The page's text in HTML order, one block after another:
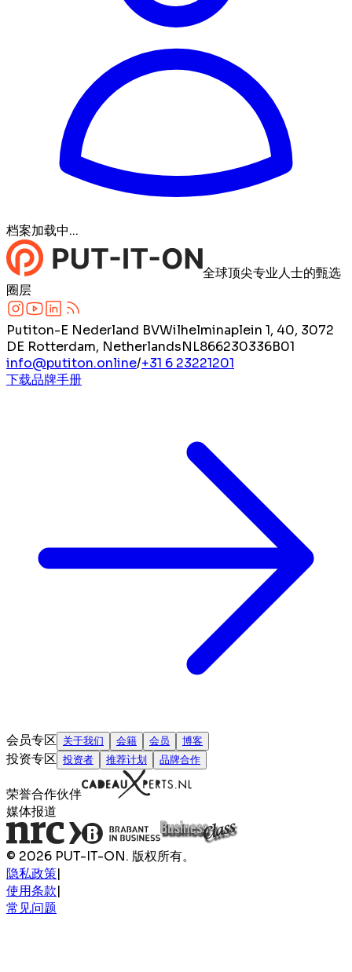
档案加载中...
全球顶尖专业人士的甄选
圈层
Putiton-E Nederland BVWilhelminaplein 1, 40, 3072
DE Rotterdam, NetherlandsNL866230336B01
info@putiton.online/+31 6 23221201
下载品牌手册
会员专区 关于我们 会籍 会员 博客
投资专区 投资者 推荐计划 品牌合作
荣誉合作伙伴
媒体报道
© 2026 PUT-IT-ON. 版权所有。
隐私政策|
使用条款|
常见问题